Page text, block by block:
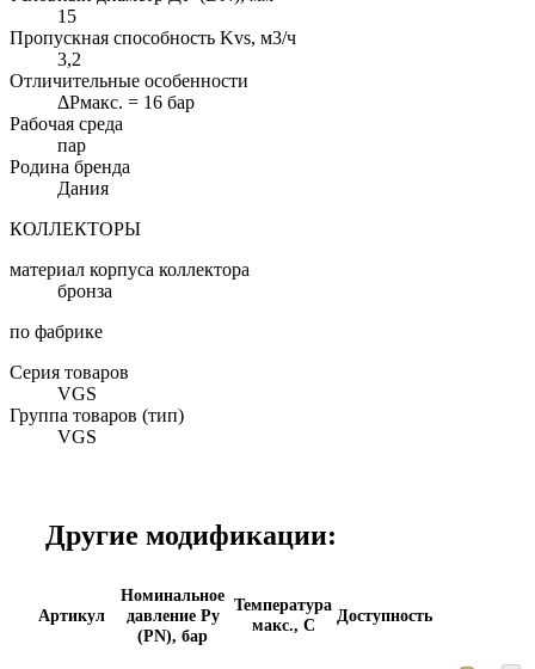
15
Пропускная способность Kvs, м3/ч
3,2
Отличительные особенности
ΔPмакс. = 16 бар
Рабочая среда
пар
Родина бренда
Дания
КОЛЛЕКТОРЫ
материал корпуса коллектора
бронза
по фабрике
Серия товаров
VGS
Группа товаров (тип)
VGS
Другие модификации:
Артикул
Номинальное
давление Ру
(PN), бар
Температура
макс., С
Доступность